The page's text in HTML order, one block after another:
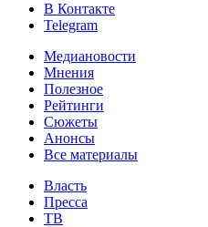
В Контакте
Telegram
Медиановости
Мнения
Полезное
Рейтинги
Сюжеты
Анонсы
Все материалы
Власть
Пресса
ТВ